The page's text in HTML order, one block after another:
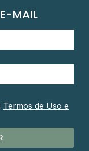
MAIL
Termos de Uso e